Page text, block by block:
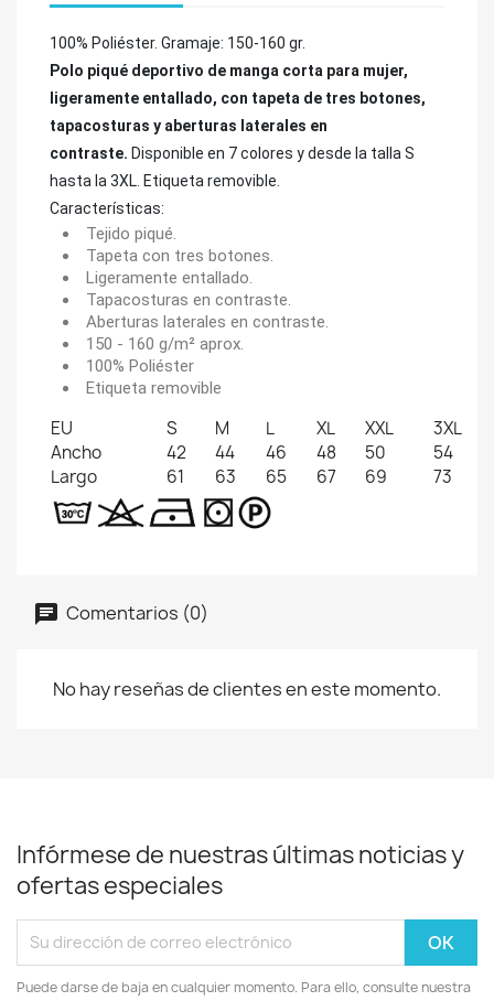
100% Poliéster. Gramaje: 150-160 gr.
Polo piqué deportivo de manga corta para mujer,
ligeramente entallado, con tapeta de tres botones,
tapacosturas y aberturas laterales en
contraste. Disponible en 7 colores y desde la talla S
hasta la 3XL. Etiqueta removible.
Características:
Tejido piqué.
Tapeta con tres botones.
Ligeramente entallado.
Tapacosturas en contraste.
Aberturas laterales en contraste.
150 - 160 g/m² aprox.
100% Poliéster
Etiqueta removible
EU S M L XL XXL
3XL
Ancho
42 44 46 48 50
54
Largo
61 63 65 67 69 73
Comentarios (0)
No hay reseñas de clientes en este momento.
Infórmese de nuestras últimas noticias y
ofertas especiales
Puede darse de baja en cualquier momento. Para ello, consulte nuestra